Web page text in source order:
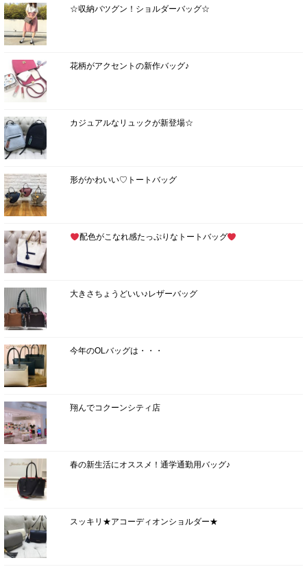
☆収納バツグン！ショルダーバッグ☆
花柄がアクセントの新作バッグ♪
カジュアルなリュックが新登場☆
形がかわいい♡トートバッグ
配色がこなれ感たっぷりなトートバッグ
大きさちょうどいい♪レザーバッグ
今年のOLバッグは・・・
翔んでコクーンシティ店
春の新生活にオススメ！通学通勤用バッグ♪
スッキリ★アコーディオンショルダー★